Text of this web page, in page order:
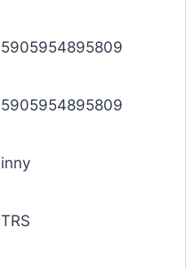
5905954895809
5905954895809
inny
TRS